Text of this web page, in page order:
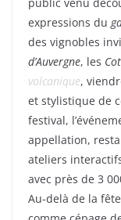
expressions du
des vignobles
d’Auvergne, les
volcanique,
et stylistique de
festival,
appellation,
ateliers
avec près de 3
Au-delà de la